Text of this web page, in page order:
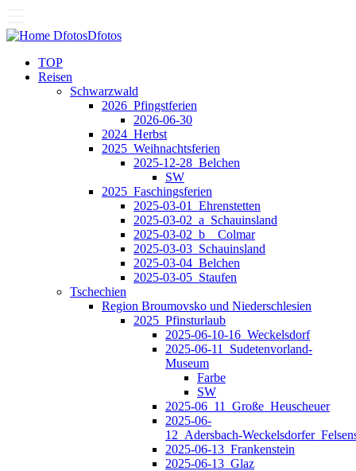
DfotosDfotos
TOP
Reisen
Schwarzwald
2026_Pfingstferien
2026-06-30
2024_Herbst
2025_Weihnachtsferien
2025-12-28_Belchen
SW
2025_Faschingsferien
2025-03-01_Ehrenstetten
2025-03-02_a_Schauinsland
2025-03-02_b__Colmar
2025-03-03_Schauinsland
2025-03-04_Belchen
2025-03-05_Staufen
Tschechien
Region Broumovsko und Niederschlesien
2025_Pfinsturlaub
2025-06-10-16_Weckelsdorf
2025-06-11_Sudetenvorland-
Museum
Farbe
SW
2025-06_11_Große_Heuscheuer
2025-06-
2025-06-13_Frankenstein
2025-06-13_Glaz